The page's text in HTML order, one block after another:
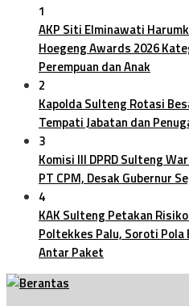
1
AKP Siti Elminawati
Hoegeng Awards 2026
Perempuan dan Anak
2
Kapolda Sulteng Rotasi
Tempati Jabatan dan
3
Komisi III DPRD Sulteng
PT CPM, Desak Gubernur
4
KAK Sulteng Petakan
Poltekkes Palu, Soroti
Antar Paket